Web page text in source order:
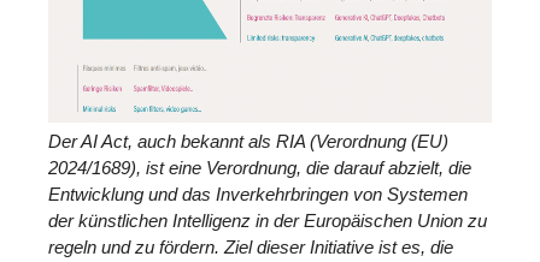
Der AI Act, auch bekannt als RIA (Verordnung (EU)
2024/1689), ist eine Verordnung, die darauf abzielt, die
Entwicklung und das Inverkehrbringen von Systemen
der künstlichen Intelligenz in der Europäischen Union zu
regeln und zu fördern. Ziel dieser Initiative ist es, die